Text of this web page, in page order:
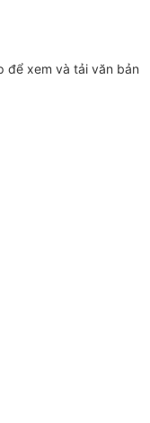
để xem và tải văn bản